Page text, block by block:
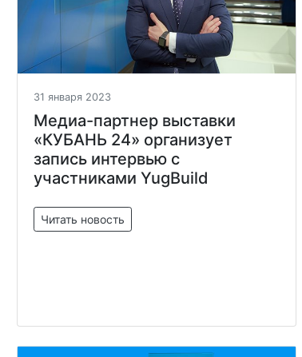
31 января 2023
Медиа-партнер выставки
«КУБАНЬ 24» организует
запись интервью с
участниками YugBuild
Читать новость